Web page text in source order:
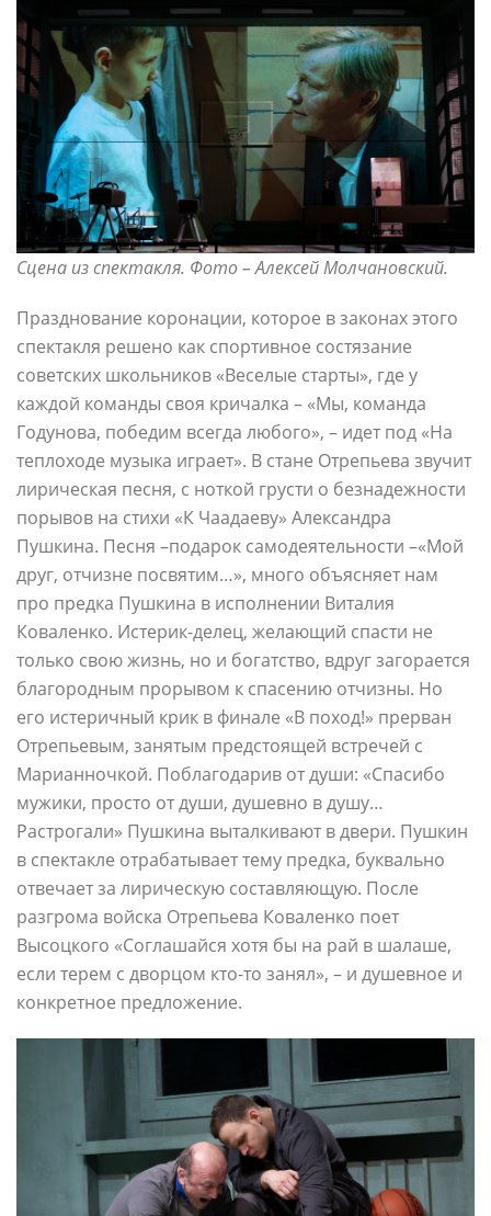
Сцена из спектакля. Фото – Алексей Молчановский.
Празднование коронации, которое в законах этого
спектакля решено как спортивное состязание
советских школьников «Веселые старты», где у
каждой команды своя кричалка – «Мы, команда
Годунова, победим всегда любого», – идет под «На
теплоходе музыка играет». В стане Отрепьева звучит
лирическая песня, с ноткой грусти о безнадежности
порывов на стихи «К Чаадаеву» Александра
Пушкина. Песня –подарок самодеятельности –«Мой
друг, отчизне посвятим…», много объясняет нам
про предка Пушкина в исполнении Виталия
Коваленко. Истерик-делец, желающий спасти не
только свою жизнь, но и богатство, вдруг загорается
благородным прорывом к спасению отчизны. Но
его истеричный крик в финале «В поход!» прерван
Отрепьевым, занятым предстоящей встречей с
Марианночкой. Поблагодарив от души: «Спасибо
мужики, просто от души, душевно в душу…
Растрогали» Пушкина выталкивают в двери. Пушкин
в спектакле отрабатывает тему предка, буквально
отвечает за лирическую составляющую. После
разгрома войска Отрепьева Коваленко поет
Высоцкого «Соглашайся хотя бы на рай в шалаше,
если терем с дворцом кто-то занял», – и душевное и
конкретное предложение.